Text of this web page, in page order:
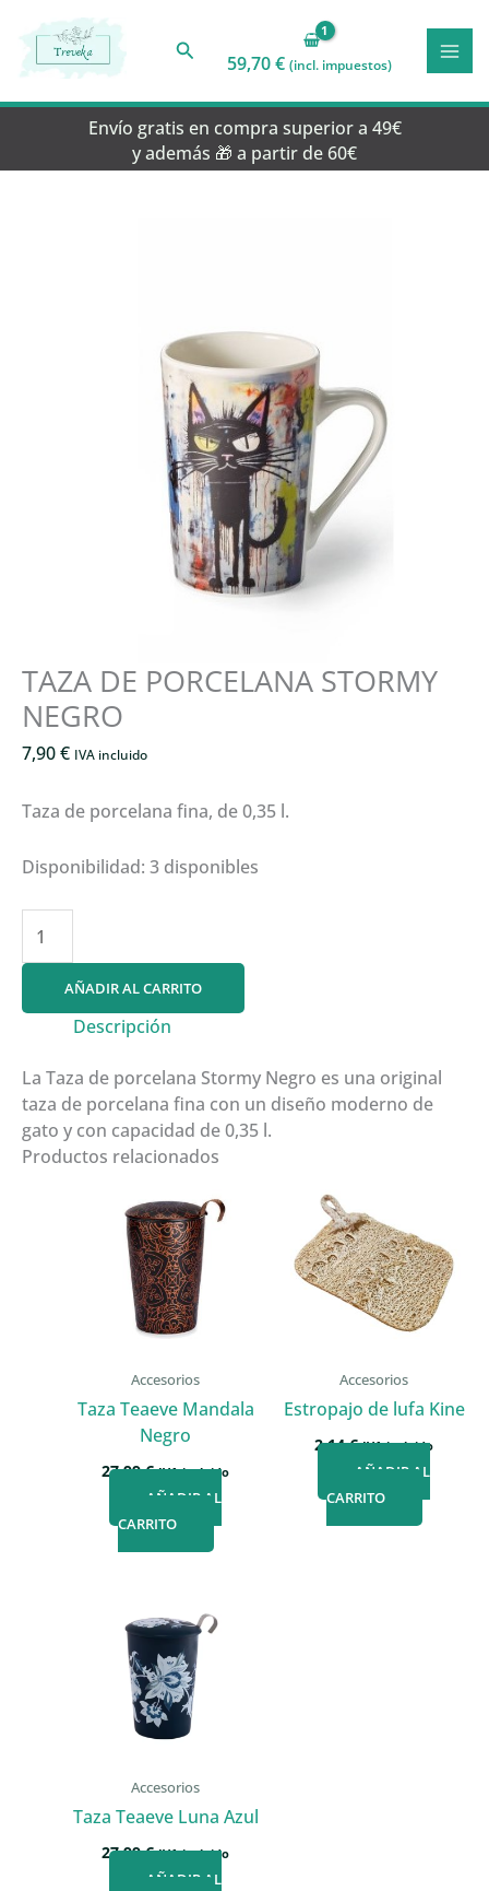
contenido
Buscar
59,70€ (incl. impuestos)
Envío gratis en compra superior a 49€
y además 🎁 a partir de 60€
TAZA DE PORCELANA STORMY
NEGRO
7,90€ IVA incluido
Taza de porcelana fina, de 0,35 l.
Disponibilidad: 3 disponibles
DE
PORCELANA
STORMY
NEGRO
AÑADIR AL CARRITO
Descripción
La Taza de porcelana Stormy Negro es una original
taza de porcelana fina con un diseño moderno de
gato y con capacidad de 0,35 l.
Productos relacionados
Accesorios
Taza Teaeve Mandala
Negro
27,99€ IVA incluido
AÑADIR AL
CARRITO
Accesorios
Estropajo de lufa Kine
2,14€ IVA incluido
AÑADIR AL
CARRITO
Accesorios
Taza Teaeve Luna Azul
27,99€ IVA incluido
AÑADIR AL